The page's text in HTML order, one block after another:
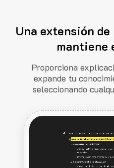
Una extensión
mantiene
Proporciona
expande tu
seleccionando